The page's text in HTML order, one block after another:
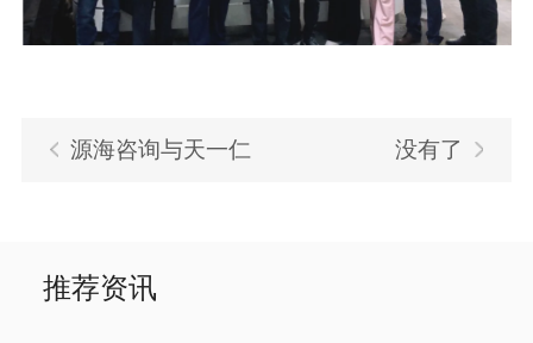
源海咨询与天一仁
签署战略合作协议
没有了
推荐资讯